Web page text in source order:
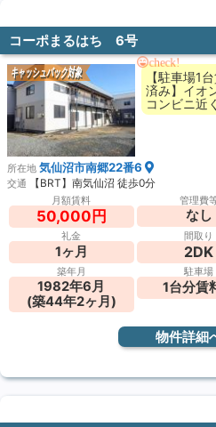
コーポまるはち 6号
キャッシュバック対象
check!
【駐車場1
済み】イオ
コンビニ近
所在地 気仙沼市南郷22番6
交通 【BRT】南気仙沼 徒歩0分
月額賃料
50,000円
管理費
なし
礼金
1ヶ月
間取り
2DK
築年月
1982年6月
(築44年2ヶ月)
駐車場
1台分賃
物件詳細